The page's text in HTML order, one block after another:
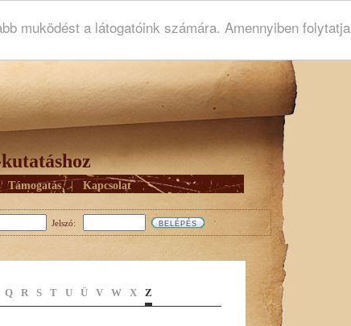
muködést a látogatóink számára. Amennyiben folytatja
Támogatás | Kapcsolat
Jelszó:
Q R S T U Ü V W X Z